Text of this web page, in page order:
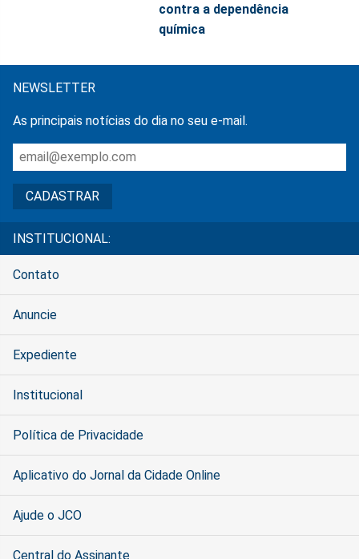
contra a dependência
química
NEWSLETTER
As principais notícias do dia no seu e-mail.
INSTITUCIONAL:
Contato
Anuncie
Expediente
Institucional
Política de Privacidade
Aplicativo do Jornal da Cidade Online
Ajude o JCO
Central do Assinante